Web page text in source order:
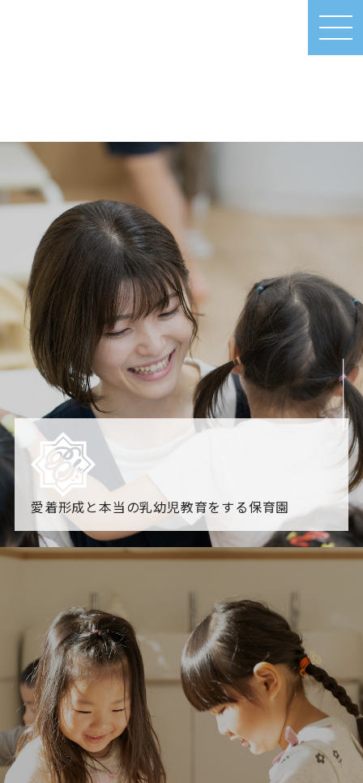
MEN
U
愛着形成と本当の乳幼児教育をする保育園
園からのお知らせ
「すくすく子育て」でリトルスター保育園が紹介されま
各園のブログ
2026.08.06 赤しそジュース作り～にじ組～2026.08.0
5 【そら組】誕生会
一覧を見る